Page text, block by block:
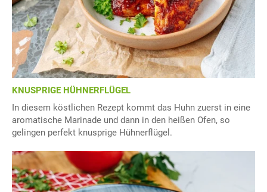
KNUSPRIGE HÜHNERFLÜGEL
In diesem köstlichen Rezept kommt das Huhn zuerst in eine
aromatische Marinade und dann in den heißen Ofen, so
gelingen perfekt knusprige Hühnerflügel.